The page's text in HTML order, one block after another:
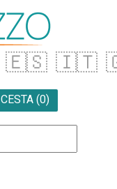
🇪🇸 🇮🇹
CESTA (0)